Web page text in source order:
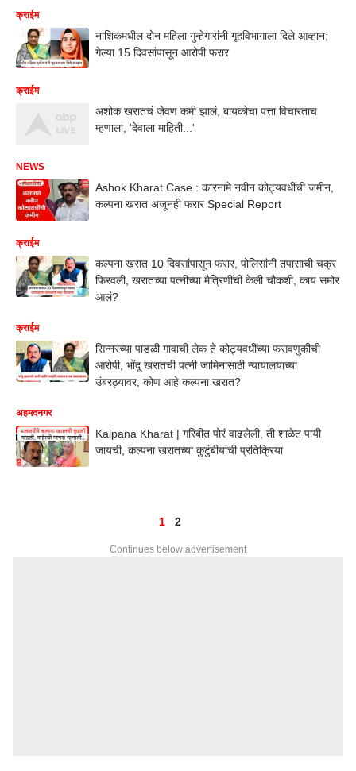
क्राईम
नाशिकमधील दोन महिला गुन्हेगारांनी गृहविभागाला दिले आव्हान;
गेल्या 15 दिवसांपासून आरोपी फरार
क्राईम
अशोक खरातचं जेवण कमी झालं, बायकोचा पत्ता विचारताच
म्हणाला, 'देवाला माहिती...'
NEWS
Ashok Kharat Case : कारनामे नवीन कोट्यवधींची जमीन,
कल्पना खरात अजूनही फरार Special Report
क्राईम
कल्पना खरात 10 दिवसांपासून फरार, पोलिसांनी तपासाची चक्र
फिरवली, खरातच्या पत्नीच्या मैत्रिणींची केली चौकशी, काय समोर
आलं?
क्राईम
सिन्नरच्या पाडळी गावाची लेक ते कोट्यवधींच्या फसवणुकीची
आरोपी, भोंदू खरातची पत्नी जामिनासाठी न्यायालयाच्या
उंबरठ्यावर, कोण आहे कल्पना खरात?
अहमदनगर
Kalpana Kharat | गरिबीत पोरं वाढलेली, ती शाळेत पायी
जायची, कल्पना खरातच्या कुटुंबीयांची प्रतिक्रिया
1 2
Continues below advertisement